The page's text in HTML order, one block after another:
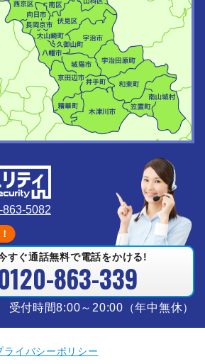
863-5082
すぐ通話無料で電話をかける!
863-339
受付時間8:00～20:00（年中無休）
ライバシーポリシー